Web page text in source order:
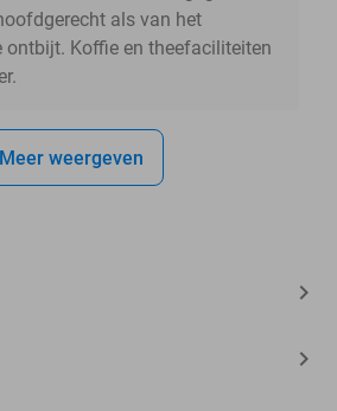
als van het
ontbijt. Koffie en theefaciliteiten
Meer weergeven